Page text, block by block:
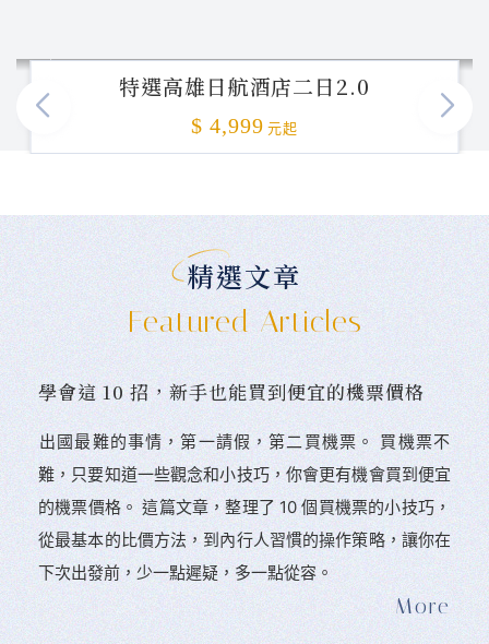
特選高雄日航酒店二日2.0
$ 4,999 元起
精選文章
Featured Articles
學會這 10 招，新手也能買到便宜的機票價格
󠀠出國最難的事情，第一請假，第二買機票。 󠀠買機票不
難，只要知道一些觀念和小技巧，你會更有機會買到便宜
的機票價格。 這篇文章，整理了 10 個買機票的小技巧，
從最基本的比價方法，到內行人習慣的操作策略，讓你在
下次出發前，少一點遲疑，多一點從容。